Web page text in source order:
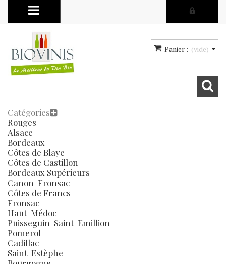
Catégories
Rouges
Alsace
Bordeaux
Côtes de Blaye
Côtes de Castillon
Bordeaux Supérieurs
Canon-Fronsac
Côtes de Francs
Fronsac
Haut-Médoc
Puisseguin-Saint-Emillion
Pomerol
Cadillac
Saint-Estèphe
Panier : (vide)